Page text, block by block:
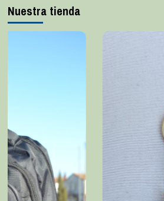
Nuestra tienda